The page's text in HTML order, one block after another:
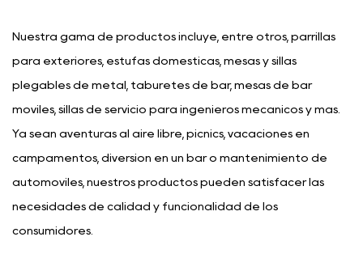
Nuestra gama de productos incluye, entre otros, parrillas
para exteriores, estufas domésticas, mesas y sillas
plegables de metal, taburetes de bar, mesas de bar
móviles, sillas de servicio para ingenieros mecánicos y más.
Ya sean aventuras al aire libre, picnics, vacaciones en
campamentos, diversión en un bar o mantenimiento de
automóviles, nuestros productos pueden satisfacer las
necesidades de calidad y funcionalidad de los
consumidores.